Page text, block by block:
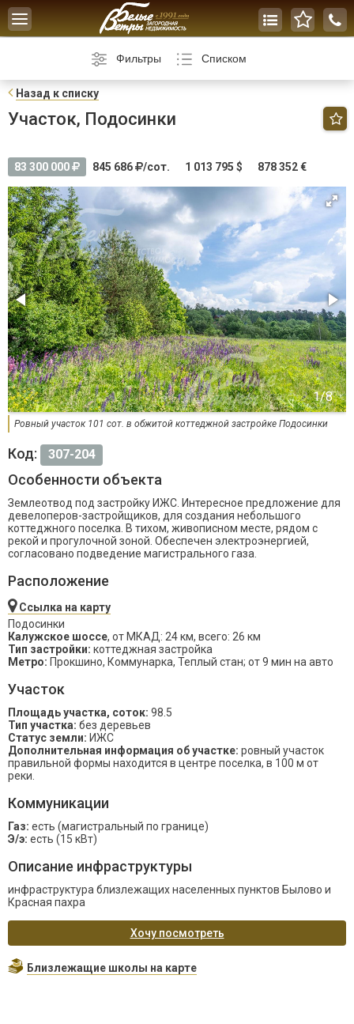
Toggle
navigation
Фильтры Списком
Назад к списку
Участок, Подосинки
83 300 000 845 686 /сот. 1 013 795 $ 878 352 €
Ровный участок 101 сот. в обжитой коттеджной застройке Подосинки
Код: 307-204
Особенности объекта
Землеотвод под застройку ИЖС. Интересное предложение для
девелоперов-застройщиков, для создания небольшого
коттеджного поселка. В тихом, живописном месте, рядом с
рекой и прогулочной зоной. Обеспечен электроэнергией,
согласовано подведение магистрального газа.
Расположение
Ссылка на карту
Подосинки
Калужское шоссе, от МКАД: 24 км, всего: 26 км
Тип застройки: коттеджная застройка
Метро: Прокшино, Коммунарка, Теплый стан; от 9 мин на авто
Участок
Площадь участка, соток: 98.5
Тип участка: без деревьев
Статус земли: ИЖС
Дополнительная информация об участке: ровный участок
правильной формы находится в центре поселка, в 100 м от
реки.
Коммуникации
Газ: есть (магистральный по границе)
Э/э: есть (15 кВт)
Описание инфраструктуры
инфраструктура близлежащих населенных пунктов Былово и
Красная пахра
Хочу посмотреть
Близлежащие школы на карте